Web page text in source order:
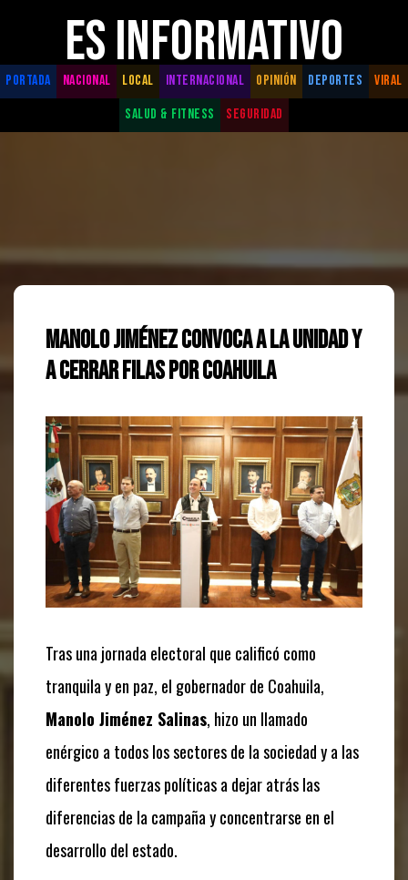
ES INFORMATIVO
PORTADA NACIONAL LOCAL INTERNACIONAL OPINIÓN DEPORTES
VIRAL
SALUD & FITNESS
SEGURIDAD
Manolo Jiménez convoca a la unidad y
a cerrar filas por Coahuila
Tras una jornada electoral que calificó como
tranquila y en paz, el gobernador de Coahuila,
Manolo Jiménez Salinas, hizo un llamado
enérgico a todos los sectores de la sociedad y a las
diferentes fuerzas políticas a dejar atrás las
diferencias de la campaña y concentrarse en el
desarrollo del estado.